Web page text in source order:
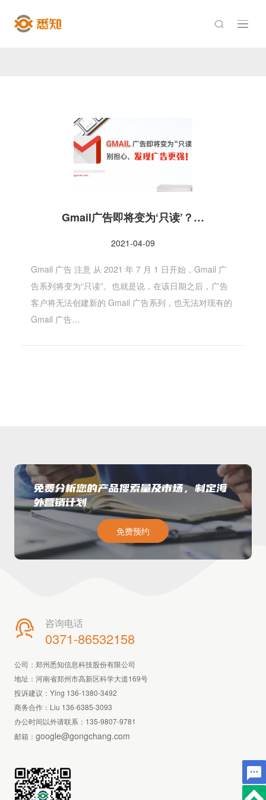

Gmail广告即将变为‘只读’？…
2021-04-09
Gmail 广告 注意 从 2021 年 7 月 1 日开始，Gmail 广
告系列将变为“只读”。也就是说，在该日期之后，广告
客户将无法创建新的 Gmail 广告系列，也无法对现有的
Gmail 广告…
免费分析您的产品搜索量及市场，制定海
外营销计划
免费预约
 咨询电话
0371-86532158
公司：郑州悉知信息科技股份有限公司
地址：河南省郑州市高新区科学大道169号
投诉建议：Ying 136-1380-3492
商务合作：Liu 136-6385-3093
办公时间以外请联系： 135-9807-9781
邮箱： google@gongchang.com